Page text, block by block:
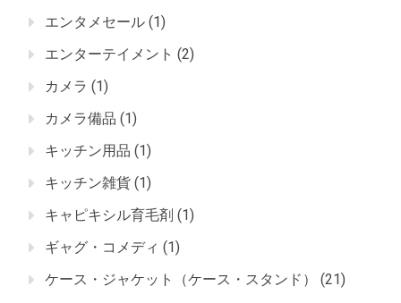
エンタメセール (1)
エンターテイメント (2)
カメラ (1)
カメラ備品 (1)
キッチン用品 (1)
キッチン雑貨 (1)
キャピキシル育毛剤 (1)
ギャグ・コメディ (1)
ケース・ジャケット（ケース・スタンド）
(21)